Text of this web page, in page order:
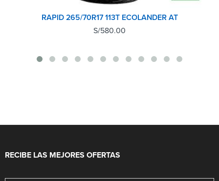
RAPID 265/70R17 113T ECOLANDER AT
S/580.00
RECIBE LAS MEJORES OFERTAS